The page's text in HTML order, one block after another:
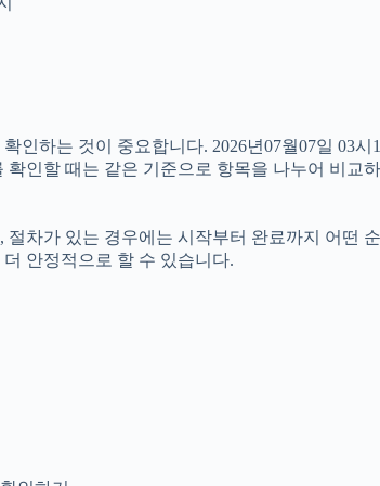
하는 것이 중요합니다. 2026년07월07일 03
인할 때는 같은 기준으로 항목을 나누어 비교
차가 있는 경우에는 시작부터 완료까지 어떤
안정적으로 할 수 있습니다.